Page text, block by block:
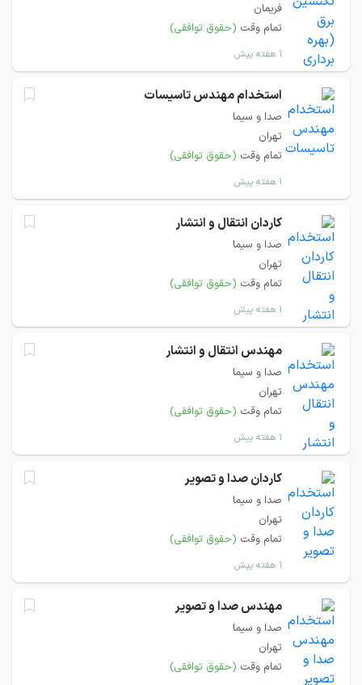
فریمان
تمام وقت (حقوق توافقی)
۱ هفته پیش
استخدام مهندس تاسیسات
صدا و سیما
تهران
تمام وقت (حقوق توافقی)
۱ هفته پیش
کاردان انتقال و انتشار
صدا و سیما
تهران
تمام وقت (حقوق توافقی)
۱ هفته پیش
مهندس انتقال و انتشار
صدا و سیما
تهران
تمام وقت (حقوق توافقی)
۱ هفته پیش
کاردان صدا و تصویر
صدا و سیما
تهران
تمام وقت (حقوق توافقی)
۱ هفته پیش
مهندس صدا و تصویر
صدا و سیما
تهران
تمام وقت (حقوق توافقی)